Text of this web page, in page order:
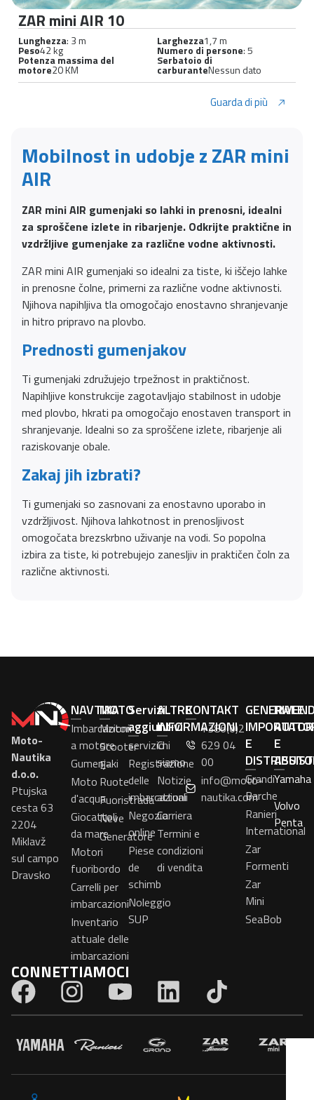
ZAR mini AIR 10
Lunghezza: 3 m Larghezza1,7 m
Peso42 kg Numero di persone: 5
Potenza massima del
motore20 KM
Serbatoio di
carburanteNessun dato
Guarda di più
Mobilnost in udobje z ZAR mini
AIR
ZAR mini AIR gumenjaki so lahki in prenosni, idealni
za sproščene izlete in ribarjenje. Odkrijte praktične in
vzdržljive gumenjake za različne vodne aktivnosti.
ZAR mini AIR gumenjaki so idealni za tiste, ki iščejo lahke
in prenosne čolne, primerni za različne vodne aktivnosti.
Njihova napihljiva tla omogočajo enostavno shranjevanje
in hitro pripravo na plovbo.
Prednosti gumenjakov
Ti gumenjaki združujejo trpežnost in praktičnost.
Napihljive konstrukcije zagotavljajo stabilnost in udobje
med plovbo, hkrati pa omogočajo enostaven transport in
shranjevanje. Idealni so za sproščene izlete, ribarjenje ali
raziskovanje obale.
Zakaj jih izbrati?
Ti gumenjaki so zasnovani za enostavno uporabo in
vzdržljivost. Njihova lahkotnost in prenosljivost
omogočata brezskrbno uživanje na vodi. So popolna
izbira za tiste, ki potrebujejo zanesljiv in praktičen čoln za
različne aktivnosti.
Moto-
Nautika
d.o.o.
Ptujska
cesta 63
2204
Miklavž
sul campo
Dravsko
NAVTIKA
Imbarcazioni
a motore
Gumenjaki
Moto
d'acqua
Giocattoli
da mare
Motori
fuoribordo
Carrelli per
imbarcazioni
Inventario
attuale delle
imbarcazioni
MOTO
Motori
Scooter
E-
Ruote
Fuoristrada
Neve
Generatore
Servizi
aggiuntivi
servizio
Registrazione
delle
imbarcazioni
Negozio
online
Piese
de
schimb
Noleggio
SUP
ALTRE
INFORMAZIONI
Chi
siamo
Notizie
attuali
Carriera
Termini e
condizioni
di vendita
KONTAKT
+386(0)2
629 04
00
info@moto-
nautika.com
GENERALE
E
Grandi
Barche
Ranieri
International
Zar
Formenti
Zar
Mini
SeaBob
E
Yamaha
Volvo
Penta
CONNETTIAMOCI